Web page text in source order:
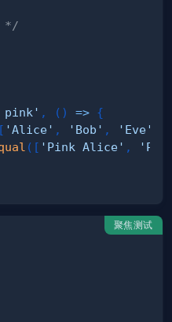
*/
pink' , ( ) => {
[ 'Alice' , 'Bob' , 'Eve'
( [ 'Pink Alice' ,
聚焦测试